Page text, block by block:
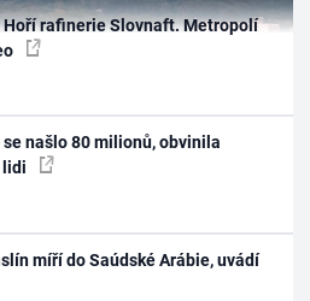
rafinerie Slovnaft. Metropolí
našlo 80 milionů, obvinila
lidi
míří do Saúdské Arábie, uvádí